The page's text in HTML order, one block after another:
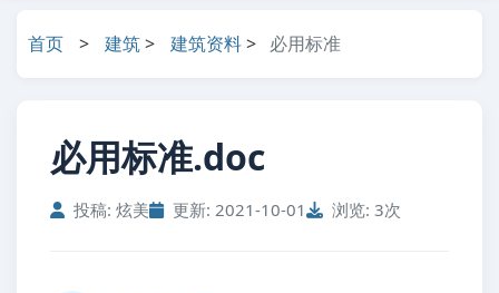
首页 > 建筑> 建筑资料> 必用标准
必用标准.doc
投稿: 炫美 更新: 2021-10-01 浏览: 3次